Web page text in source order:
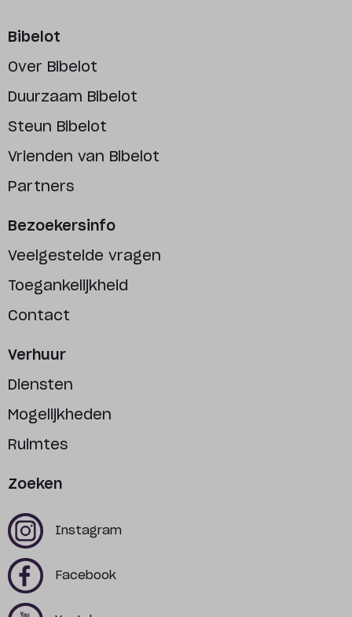
Bibelot
Over Bibelot
Duurzaam Bibelot
Steun Bibelot
Vrienden van Bibelot
Partners
Bezoekersinfo
Veelgestelde vragen
Toegankelijkheid
Contact
Verhuur
Diensten
Mogelijkheden
Ruimtes
Zoeken
xx
Instagram
xx
Facebook
xx